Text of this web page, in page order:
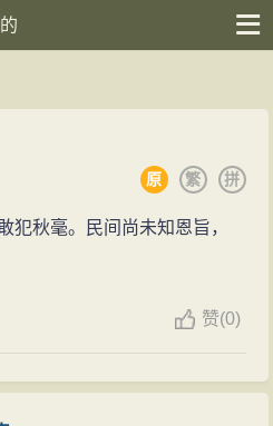
拼
繁
原
犯秋毫。民间尚未知恩旨，
赞(0)